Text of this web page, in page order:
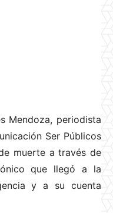
Mendoza, periodista
Ser Públicos
muerte a través de
que llegó a la
y a su cuenta